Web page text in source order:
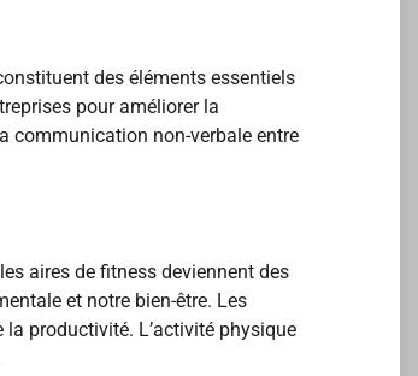
des éléments essentiels
pour améliorer la
communication non-verbale entre
aires de fitness deviennent des
et notre bien-être. Les
productivité. L’activité physique